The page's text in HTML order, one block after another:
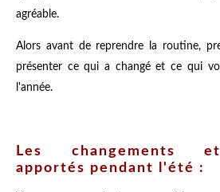
agréable.
Alors avant de reprendre la routine,
présenter ce qui a changé et ce qui
l'année.
Les changements
apportés pendant l'été :